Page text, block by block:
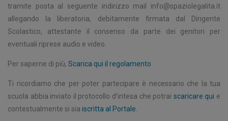
tramite posta al seguente indirizzo mail info@spaziolegalita.it
allegando la liberatoria, debitamente firmata dal Dirigente
Scolastico, attestante il consenso da parte dei genitori per
eventuali riprese audio e video.
Per saperne di più, Scarica qui il regolamento
Ti ricordiamo che per poter partecipare è necessario che la tua
scuola abbia inviato il protocollo d’intesa che potrai scaricare qui e
contestualmente si sia iscritta al Portale